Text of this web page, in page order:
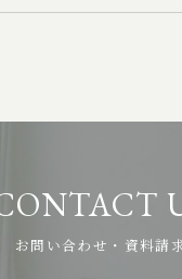
ニューアルいたしました。 今後も、よりい
お問い合わせ・資料請